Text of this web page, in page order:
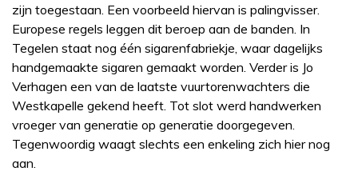
zijn toegestaan. Een voorbeeld hiervan is palingvisser.
Europese regels leggen dit beroep aan de banden. In
Tegelen staat nog één sigarenfabriekje, waar dagelijks
handgemaakte sigaren gemaakt worden. Verder is Jo
Verhagen een van de laatste vuurtorenwachters die
Westkapelle gekend heeft. Tot slot werd handwerken
vroeger van generatie op generatie doorgegeven.
Tegenwoordig waagt slechts een enkeling zich hier nog
aan.